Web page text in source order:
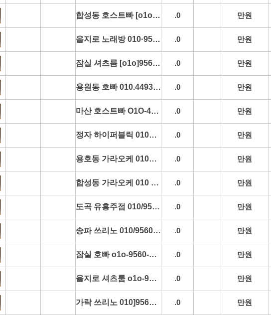
합성동 호스트빠 [o1o]4493-4285 용호동호스트빠 팔용동호스트빠 명서동호스트빠 중앙동호스트빠 할인문의 .0 만원
을지로 노래방 010·9560·4285 을지로역노래방 을지로입구노래방 명동노래방 종로노래방 예약문의 .0 만원
잠실 셔츠룸 [o1o]9560-4285 잠실역셔츠룸 잠실동셔츠룸 석촌호수셔츠룸 방이동셔츠룸 평일문의 .0 만원
용원동 호빠 010.4493.4285 명서동호빠 중앙동호빠 석동호빠 합성동호빠 할인문의 .0 만원
마산 호스트빠 O1O-4493-4285 명서동호스트빠 중앙동호스트빠 석동호스트빠 용원동호스트빠 추천 .0 만원
정자 하이퍼블릭 010_9560_4285 정자역하이퍼블릭 서현하이퍼블릭 분당하이퍼블릭 정자미러룸 초이스정보 .0 만원
용호동 가라오케 010_4493_4285 용원동가라오케 합성동가라오케 상남동가라오케 봉곡동가라오케 할인문의 .0 만원
합성동 가라오케 010 4493 4285 명서동가라오케 중앙동가라오케 석동가라오케 용원동가라오케 예약문의 .0 만원
도곡 유흥주점 010/9560/4285 도곡역유흥주점 양재유흥주점 대치유흥주점 도곡가라오케 초이스정보 .0 만원
송파 쓰리노 010/9560/4285 송파역쓰리노 가락시장쓰리노 송파동쓰리노 잠실동쓰리노 실시간문의 .0 만원
잠실 호빠 o1o-9560-4285 잠실역호빠 잠실동호빠 석촌호수호빠 방이동호빠 추천 .0 만원
을지로 셔츠룸 o1o-9560-4285 을지로역셔츠룸 을지로입구셔츠룸 명동셔츠룸 종로셔츠룸 초이스정보 .0 만원
가락 쓰리노 010]9560]4285 가락역쓰리노 가락동쓰리노 문정동쓰리노 송파동쓰리노 예약문의 .0 만원